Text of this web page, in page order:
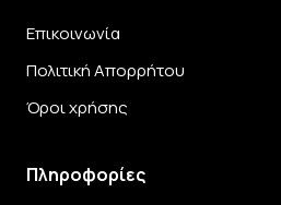
Επικοινωνία
Πολιτική Απορρήτου
Όροι χρήσης
Πληροφορίες